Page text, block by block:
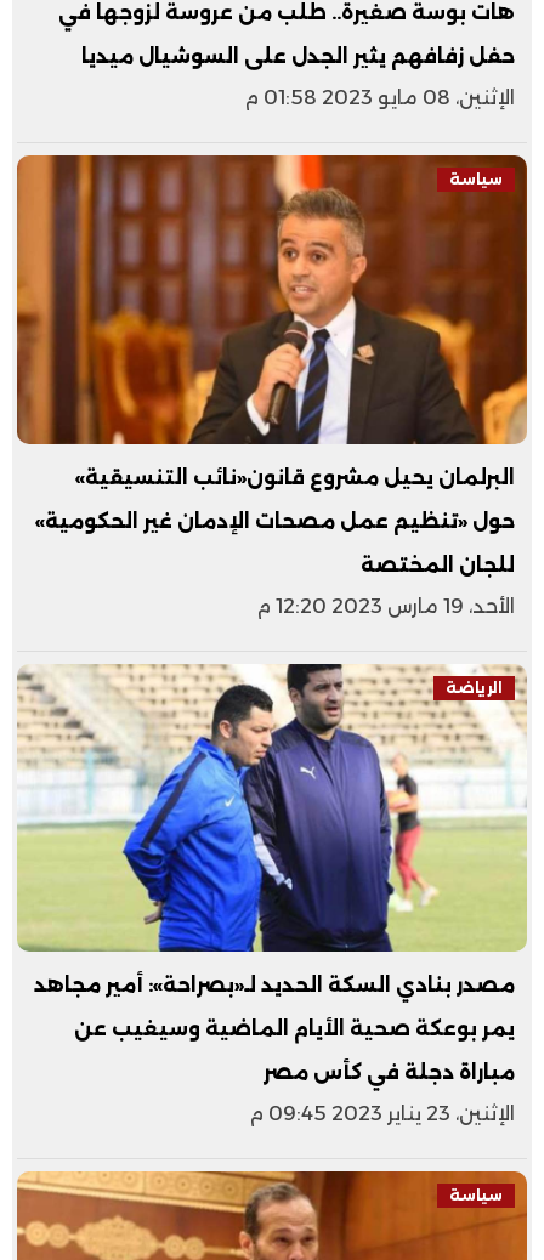
هات بوسة صغيرة.. طلب من عروسة لزوجها في
حفل زفافهم يثير الجدل على السوشيال ميديا
الإثنين، 08 مايو 2023 01:58 م
سياسة
البرلمان يحيل مشروع قانون«نائب التنسيقية»
حول «تنظيم عمل مصحات الإدمان غير الحكومية»
للجان المختصة
الأحد، 19 مارس 2023 12:20 م
الرياضة
مصدر بنادي السكة الحديد لـ«بصراحة»: أمير مجاهد
يمر بوعكة صحية الأيام الماضية وسيغيب عن
مباراة دجلة في كأس مصر
الإثنين، 23 يناير 2023 09:45 م
سياسة